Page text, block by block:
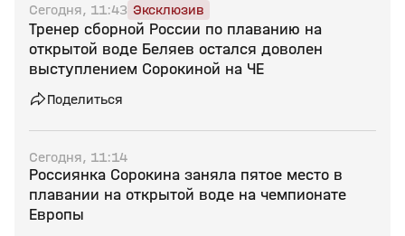
Сегодня, 11:43 Эксклюзив
Тренер сборной России по плаванию на
открытой воде Беляев остался доволен
выступлением Сорокиной на ЧЕ
Поделиться
Сегодня, 11:14
Россиянка Сорокина заняла пятое место в
плавании на открытой воде на чемпионате
Европы